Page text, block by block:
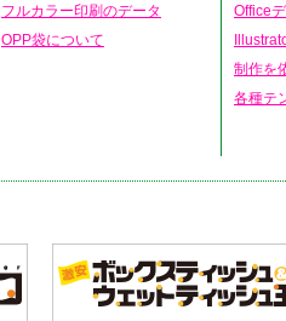
フルカラー印刷のデータ
OPP袋について
Office
制作を
各種テ